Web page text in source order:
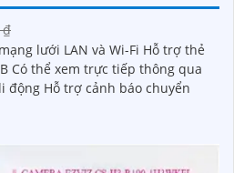
₫
Có thể xem trực tiếp thông qua
Hỗ trợ cảnh báo chuyển